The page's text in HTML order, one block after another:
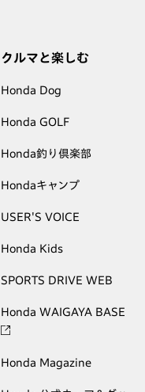
クルマと楽しむ
Honda Dog
Honda GOLF
Honda釣り倶楽部
Hondaキャンプ
USER'S VOICE
Honda Kids
SPORTS DRIVE WEB
Honda WAIGAYA BASE
Honda Magazine